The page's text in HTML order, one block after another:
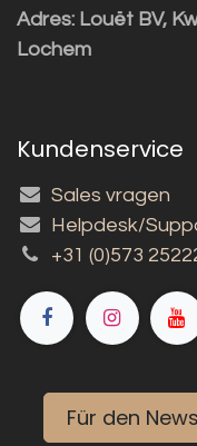
Adres: Louët BV,
Lochem
Kundenservice
Sales vragen
Helpdesk/
+31 (0)573
Für den